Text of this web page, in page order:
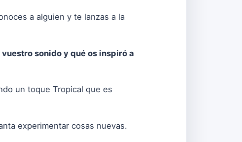
a alguien y te lanzas a la
sonido y qué os inspiró a
un toque Tropical que es
experimentar cosas nuevas.